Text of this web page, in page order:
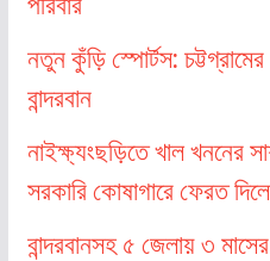
নতুন কুঁড়ি স্পোর্টস:
বান্দরবান
নাইক্ষ্যংছড়িতে খাল খননের
সরকারি কোষাগারে ফেরত
বান্দরবানসহ ৫ জেলায় ৩